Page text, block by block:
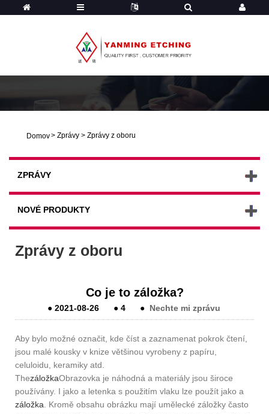
Domov> Zprávy > Zprávy z oboru
ZPRÁVY
NOVÉ PRODUKTY
Zprávy z oboru
Co je to záložka?
●2021-08-26 ●4 ● Nechte mi zprávu
Aby bylo možné označit, kde číst a zaznamenat pokrok čtení,
jsou malé kousky v knize většinou vyrobeny z papíru,
celuloidu, keramiky atd.
ThezáložkaObrazovka je náhodná a materiály jsou široce
používány. I jako a letenka s použitím vlaku lze použít jako a
záložka . Kromě obsahu obrázku mají umělecké záložky často